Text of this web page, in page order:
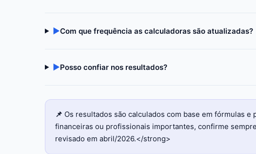
▶Com que frequência as calculadoras são atualizadas?
▶Posso confiar nos resultados?
📌 Os resultados são calculados com base em fórmulas
financeiras ou profissionais importantes, confirme
revisado em abril/2026.</strong>